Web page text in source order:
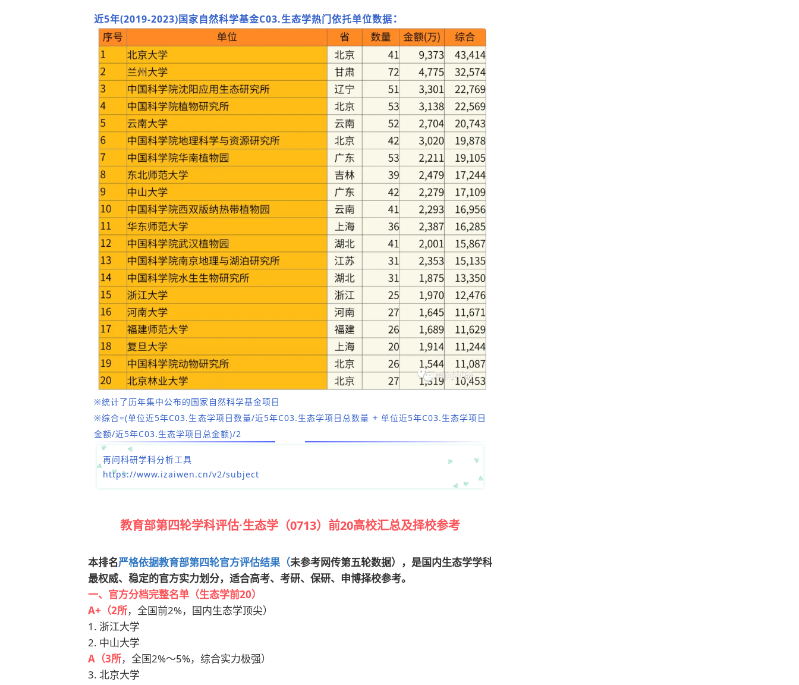
近5年(2019-2023)国家自然科学基金C03.生态学热门依托单位数据：
※统计了历年集中公布的国家自然科学基金项目
※综合=(单位近5年C03.生态学项目数量/近5年C03.生态学项目总数量 + 单位近5年C03.生态学项目
金额/近5年C03.生态学项目总金额)/2
再问科研学科分析工具
https://www.izaiwen.cn/v2/subject
教育部第四轮学科评估·生态学（0713）前20高校汇总及择校参考
本排名严格依据教育部第四轮官方评估结果（未参考网传第五轮数据），是国内生态学学科
最权威、稳定的官方实力划分，适合高考、考研、保研、申博择校参考。
一、官方分档完整名单（生态学前20）
A+（2所，全国前2%，国内生态学顶尖）
1. 浙江大学
2. 中山大学
A （3所，全国2%～5%，综合实力极强）
3. 北京大学